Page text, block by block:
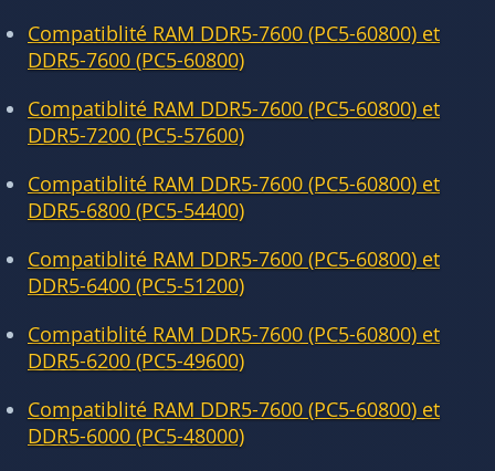
Compatiblité RAM DDR5-7600 (PC5-60800) et
DDR5-7600 (PC5-60800)
Compatiblité RAM DDR5-7600 (PC5-60800) et
DDR5-7200 (PC5-57600)
Compatiblité RAM DDR5-7600 (PC5-60800) et
DDR5-6800 (PC5-54400)
Compatiblité RAM DDR5-7600 (PC5-60800) et
DDR5-6400 (PC5-51200)
Compatiblité RAM DDR5-7600 (PC5-60800) et
DDR5-6200 (PC5-49600)
Compatiblité RAM DDR5-7600 (PC5-60800) et
DDR5-6000 (PC5-48000)